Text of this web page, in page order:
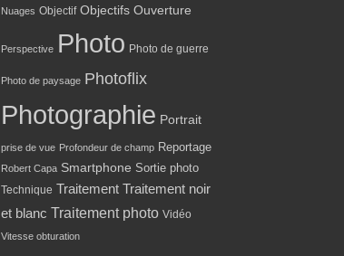
Nuages Objectif Objectifs Ouverture
Perspective Photo Photo de guerre
Photo de paysage Photoflix
Photographie Portrait
prise de vue Profondeur de champ Reportage
Robert Capa Smartphone Sortie photo
Technique Traitement Traitement noir
et blanc Traitement photo Vidéo
Vitesse obturation